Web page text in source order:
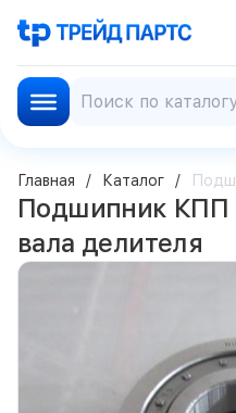
Главная Каталог
Подшипник КПП
вала делителя